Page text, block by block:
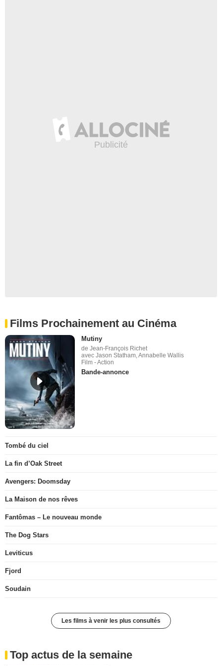
Films Prochainement au Cinéma
Mutiny
de Jean-François Richet
avec Jason Statham, Annabelle Wallis
Film - Action
Bande-annonce
Tombé du ciel
La fin d’Oak Street
Avengers: Doomsday
La Maison de nos rêves
Fantômas – Le nouveau monde
The Dog Stars
Leviticus
Fjord
Soudain
Les films à venir les plus consultés
Top actus de la semaine